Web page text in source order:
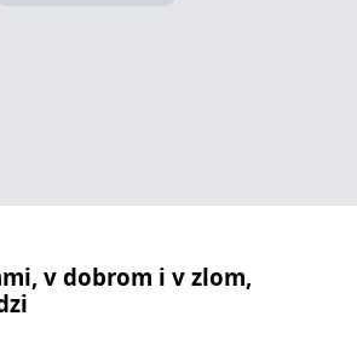
v dobrom i v zlom,